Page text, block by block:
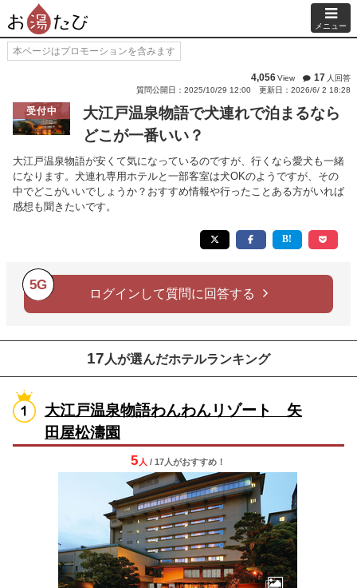
メニュー
本ページはプロモーションを含みます
4,056View 17 人回答
質問公開日：2025/10/29 12:00
更新日：2026/6/ 2 18:28
受付中
大江戸温泉物語で犬連れで泊まるなら
どこが一番いい？
大江戸温泉物語が安くて気になっているのですが、行くなら愛犬も一緒
になります。犬連れ専用ホテルと一部客室は犬OKのようですが、その
中でどこがいいでしょうか？おすすめ情報や行ったことある方がいれば
感想も聞きたいです。
5G
ログインして質問に回答する
17 人が選んだホテルランキング
大江戸温泉物語わんわんリゾート 矢
田屋松濤園
5 人 / 17人がおすすめ！